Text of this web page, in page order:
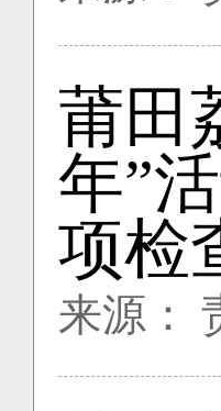
莆田
年”
项检
来源：